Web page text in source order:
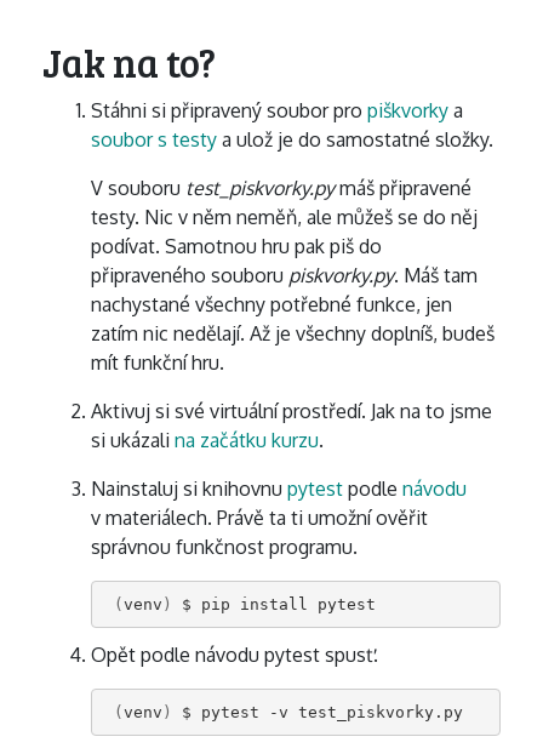
Jak na to?
Stáhni si připravený soubor pro piškvorky a
soubor s testy a ulož je do samostatné složky.
V souboru test_piskvorky.pymáš připravené
testy. Nic v něm neměň, ale můžeš se do něj
podívat. Samotnou hru pak piš do
připraveného souboru piskvorky.py. Máš tam
nachystané všechny potřebné funkce, jen
zatím nic nedělají. Až je všechny doplníš, budeš
mít funkční hru.
Aktivuj si své virtuální prostředí. Jak na to jsme
si ukázali na začátku kurzu.
Nainstaluj si knihovnu pytest podle návodu
v materiálech. Právě ta ti umožní ověřit
správnou funkčnost programu.
(venv )
Opět podle návodu pytest spusť.
(venv ) $ pytest -v test_piskvorky.py